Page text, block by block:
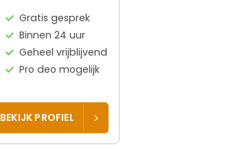
Gratis gesprek
Binnen 24 uur
Geheel vrijblijvend
Pro deo mogelijk
BEKIJK PROFIEL